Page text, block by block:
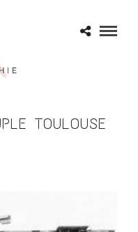
TOULOUSE